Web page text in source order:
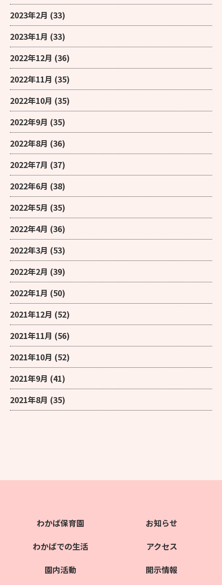
2023年2月 (33)
2023年1月 (33)
2022年12月 (36)
2022年11月 (35)
2022年10月 (35)
2022年9月 (35)
2022年8月 (36)
2022年7月 (37)
2022年6月 (38)
2022年5月 (35)
2022年4月 (36)
2022年3月 (53)
2022年2月 (39)
2022年1月 (50)
2021年12月 (52)
2021年11月 (56)
2021年10月 (52)
2021年9月 (41)
2021年8月 (35)
わかば保育園
わかばでの生活
園内活動
お知らせ
アクセス
開示情報